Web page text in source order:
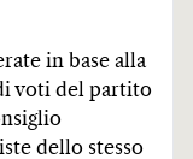
in base alla
voti del partito
dello stesso